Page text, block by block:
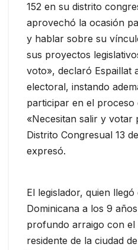
152 en su distrito
aprovechó la ocasión
y hablar sobre su
sus proyectos
voto», declaró Espaillat
electoral, instando
participar en el proceso
«Necesitan salir y
Distrito Congresual 13
expresó.
El legislador, quien
Dominicana a los 9
profundo arraigo con el
residente de la ciudad